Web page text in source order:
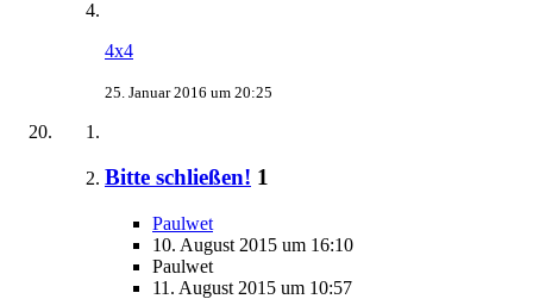
4x4
25. Januar 2016 um 20:25
Bitte schließen! 1
Paulwet
10. August 2015 um 16:10
Paulwet
11. August 2015 um 10:57